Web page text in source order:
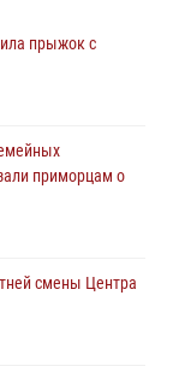
прыжок с
приморцам о
смены Центра